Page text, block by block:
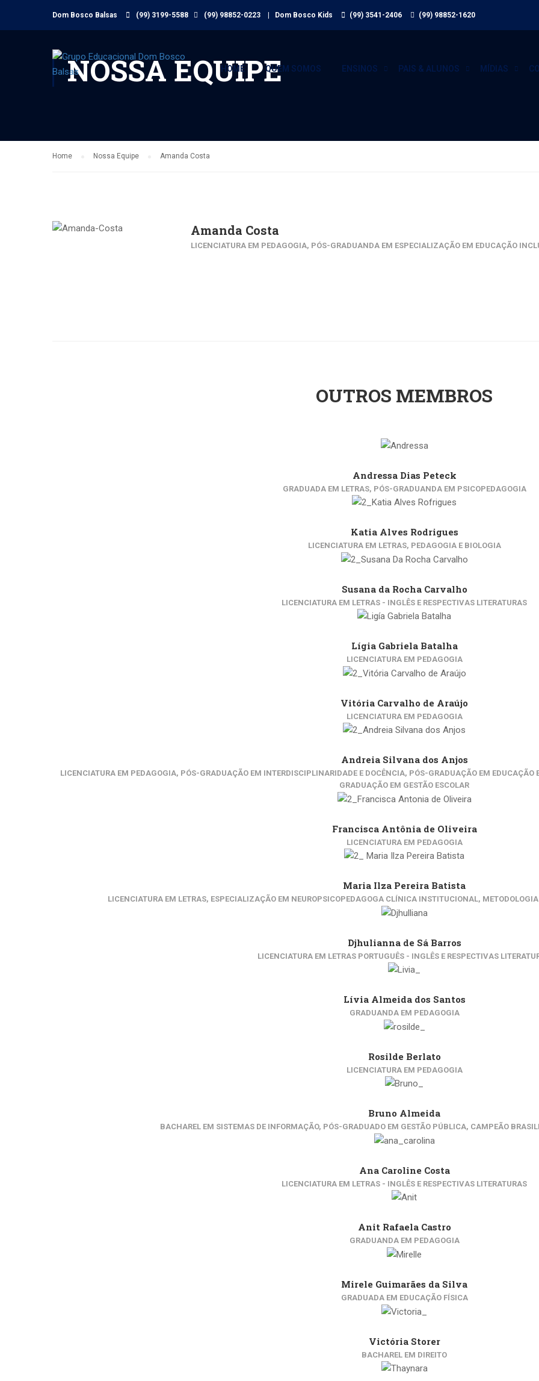
Dom Bosco Balsas (99) 3199-5588 (99) 98852-0223 | Dom Bosco Kids (99) 3541-2406 (99) 98852-1620
HOME QUEM SOMOS ENSINOS PAIS & ALUNOS MÍDIAS
NOSSA EQUIPE
Home Nossa Equipe Amanda Costa
Amanda Costa
LICENCIATURA EM PEDAGOGIA, PÓS-GRADUANDA EM ESPECIALIZAÇÃO EM EDUCAÇÃO
OUTROS MEMBROS
Andressa Dias Peteck
GRADUADA EM LETRAS, PÓS-GRADUANDA EM PSICOPEDAGOGIA
Katia Alves Rodrigues
LICENCIATURA EM LETRAS, PEDAGOGIA E BIOLOGIA
Susana da Rocha Carvalho
LICENCIATURA EM LETRAS - INGLÊS E RESPECTIVAS LITERATURAS
Lígia Gabriela Batalha
LICENCIATURA EM PEDAGOGIA
Vitória Carvalho de Araújo
LICENCIATURA EM PEDAGOGIA
Andreia Silvana dos Anjos
LICENCIATURA EM PEDAGOGIA, PÓS-GRADUAÇÃO EM INTERDISCIPLINARIDADE E DOCÊNCIA, PÓS-GRADUAÇÃO EM
GRADUAÇÃO EM GESTÃO ESCOLAR
Francisca Antônia de Oliveira
LICENCIATURA EM PEDAGOGIA
Maria Ilza Pereira Batista
LICENCIATURA EM LETRAS, ESPECIALIZAÇÃO EM NEUROPSICOPEDAGOGA CLÍNICA INSTITUCIONAL,
Djhulianna de Sá Barros
LICENCIATURA EM LETRAS PORTUGUÊS - INGLÊS E RESPECTIVAS
Lívia Almeida dos Santos
GRADUANDA EM PEDAGOGIA
Rosilde Berlato
LICENCIATURA EM PEDAGOGIA
Bruno Almeida
BACHAREL EM SISTEMAS DE INFORMAÇÃO, PÓS-GRADUADO EM GESTÃO PÚBLICA, CAMPEÃO
Ana Caroline Costa
LICENCIATURA EM LETRAS - INGLÊS E RESPECTIVAS LITERATURAS
Anit Rafaela Castro
GRADUANDA EM PEDAGOGIA
Mirele Guimarães da Silva
GRADUADA EM EDUCAÇÃO FÍSICA
Victória Storer
BACHAREL EM DIREITO